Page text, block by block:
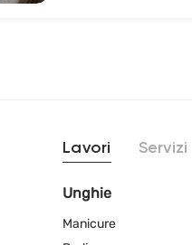
Lavori Servizi
Unghie
Manicure